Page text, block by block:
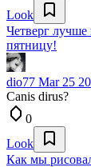
Look
Четверг лучше
пятницу!
dio77 Mar 25
Canis dirus?
0
Look
Как мы